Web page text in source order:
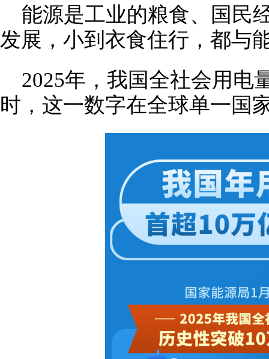
能源是工业的粮食、国民
发展，小到衣食住行，都与
2025年，我国全社会用电
时，这一数字在全球单一国